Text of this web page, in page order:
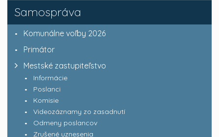
Samospráva
Komunálne voľby 2026
Primátor
Mestské zastupiteľstvo
Informácie
Poslanci
Komisie
Videozáznamy zo zasadnutí
Odmeny poslancov
Zrušené uznesenia